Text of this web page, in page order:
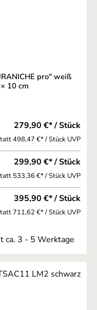
pro" weiß
30 × 30 × 10 cm
279,90 €* / Stück
statt 498,47 €* / Stück UVP
299,90 €* / Stück
statt 533,36 €* / Stück UVP
395,90 €* / Stück
statt 711,62 €* / Stück UVP
ca. 3 - 5 Werktage